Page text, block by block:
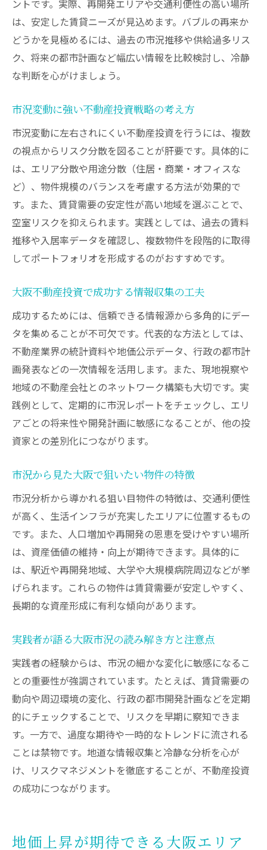
ントです。実際、再開発エリアや交通利便性の高い場所
は、安定した賃貸ニーズが見込めます。バブルの再来か
どうかを見極めるには、過去の市況推移や供給過多リス
ク、将来の都市計画など幅広い情報を比較検討し、冷静
な判断を心がけましょう。
市況変動に強い不動産投資戦略の考え方
市況変動に左右されにくい不動産投資を行うには、複数
の視点からリスク分散を図ることが肝要です。具体的に
は、エリア分散や用途分散（住居・商業・オフィスな
ど）、物件規模のバランスを考慮する方法が効果的で
す。また、賃貸需要の安定性が高い地域を選ぶことで、
空室リスクを抑えられます。実践としては、過去の賃料
推移や入居率データを確認し、複数物件を段階的に取得
してポートフォリオを形成するのがおすすめです。
大阪不動産投資で成功する情報収集の工夫
成功するためには、信頼できる情報源から多角的にデー
タを集めることが不可欠です。代表的な方法としては、
不動産業界の統計資料や地価公示データ、行政の都市計
画発表などの一次情報を活用します。また、現地視察や
地域の不動産会社とのネットワーク構築も大切です。実
践例として、定期的に市況レポートをチェックし、エリ
アごとの将来性や開発計画に敏感になることが、他の投
資家との差別化につながります。
市況から見た大阪で狙いたい物件の特徴
市況分析から導かれる狙い目物件の特徴は、交通利便性
が高く、生活インフラが充実したエリアに位置するもの
です。また、人口増加や再開発の恩恵を受けやすい場所
は、資産価値の維持・向上が期待できます。具体的に
は、駅近や再開発地域、大学や大規模病院周辺などが挙
げられます。これらの物件は賃貸需要が安定しやすく、
長期的な資産形成に有利な傾向があります。
実践者が語る大阪市況の読み解き方と注意点
実践者の経験からは、市況の細かな変化に敏感になるこ
との重要性が強調されています。たとえば、賃貸需要の
動向や周辺環境の変化、行政の都市開発計画などを定期
的にチェックすることで、リスクを早期に察知できま
す。一方で、過度な期待や一時的なトレンドに流される
ことは禁物です。地道な情報収集と冷静な分析を心が
け、リスクマネジメントを徹底することが、不動産投資
の成功につながります。
地価上昇が期待できる大阪エリア